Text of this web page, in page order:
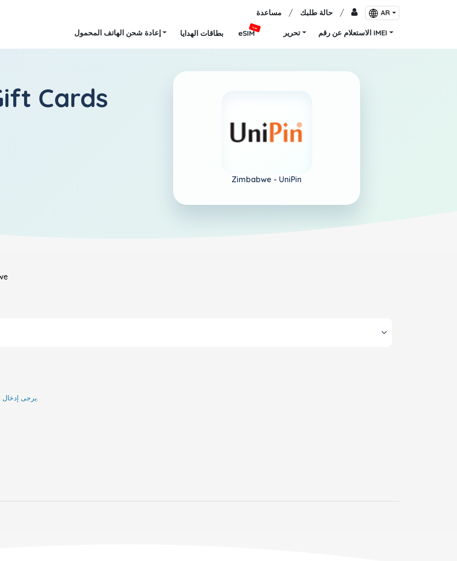
مساعدة / حالة طلبك / AR
إعادة شحن الهاتف المحمول بطاقات الهدايا eSIM
جديد
تحرير الاستعلام عن رقم IMEI
Cards
Zimbabwe - UniPin
يرجى إدخال بريدك الإلكتروني وسنقوم بإعلامك عند إعادة تنشيطه.